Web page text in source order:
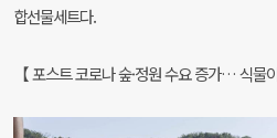
합선물세트다.
【 포스트 코로나 숲·정원 수요 증가… 식물